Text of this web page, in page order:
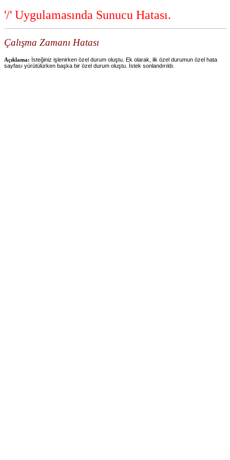
'/' Uygulamasında Sunucu Hatası.
Çalışma Zamanı Hatası
Açıklama: İsteğiniz işlenirken özel durum oluştu. Ek olarak, ilk özel durumun özel hata
sayfası yürütülürken başka bir özel durum oluştu. İstek sonlandırıldı.